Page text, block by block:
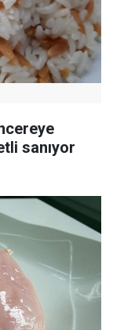
sanıyor